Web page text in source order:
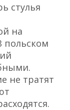
стулья
на
польском
не тратят